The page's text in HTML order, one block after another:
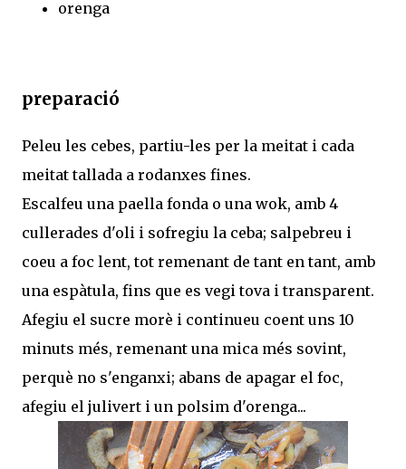
orenga
preparació
Peleu les cebes, partiu-les per la meitat i cada
meitat tallada a rodanxes fines.
Escalfeu una paella fonda o una wok, amb 4
cullerades d'oli i sofregiu la ceba; salpebreu i
coeu a foc lent, tot remenant de tant en tant, amb
una espàtula, fins que es vegi tova i transparent.
Afegiu el sucre morè i continueu coent uns 10
minuts més, remenant una mica més sovint,
perquè no s'enganxi; abans de apagar el foc,
afegiu el julivert i un polsim d'orenga...